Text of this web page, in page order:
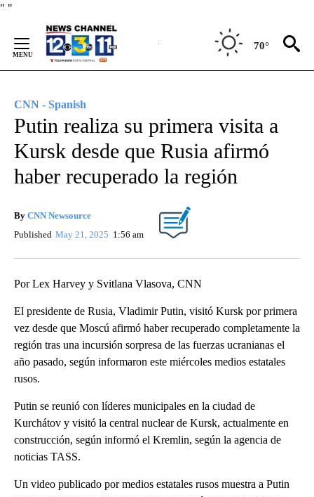
" "
Content
70°
CNN - Spanish
Putin realiza su primera visita a
Kursk desde que Rusia afirmó
haber recuperado la región
By CNN Newsource
Published May 21, 2025 1:56 am
Por Lex Harvey y Svitlana Vlasova, CNN
El presidente de Rusia, Vladimir Putin, visitó Kursk por primera
vez desde que Moscú afirmó haber recuperado completamente la
región tras una incursión sorpresa de las fuerzas ucranianas el
año pasado, según informaron este miércoles medios estatales
rusos.
Putin se reunió con líderes municipales en la ciudad de
Kurchátov y visitó la central nuclear de Kursk, actualmente en
construcción, según informó el Kremlin, según la agencia de
noticias TASS.
Un video publicado por medios estatales rusos muestra a Putin